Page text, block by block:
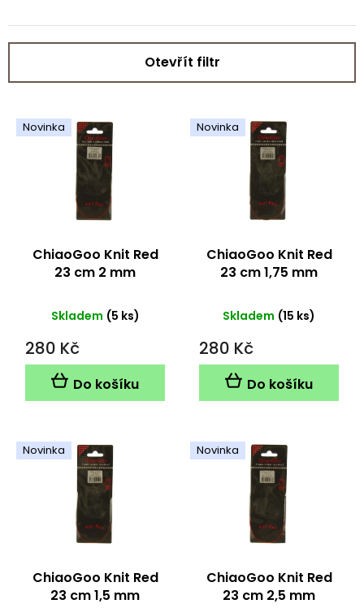
Otevřít filtr
ý
p
Novinka
ChiaoGoo Knit Red
23 cm 2 mm
Skladem (5 ks)
280 Kč
Do košíku
Novinka
ChiaoGoo Knit Red
23 cm 1,75 mm
Skladem (15 ks)
280 Kč
Do košíku
Novinka
ChiaoGoo Knit Red
23 cm 1,5 mm
Novinka
ChiaoGoo Knit Red
23 cm 2,5 mm